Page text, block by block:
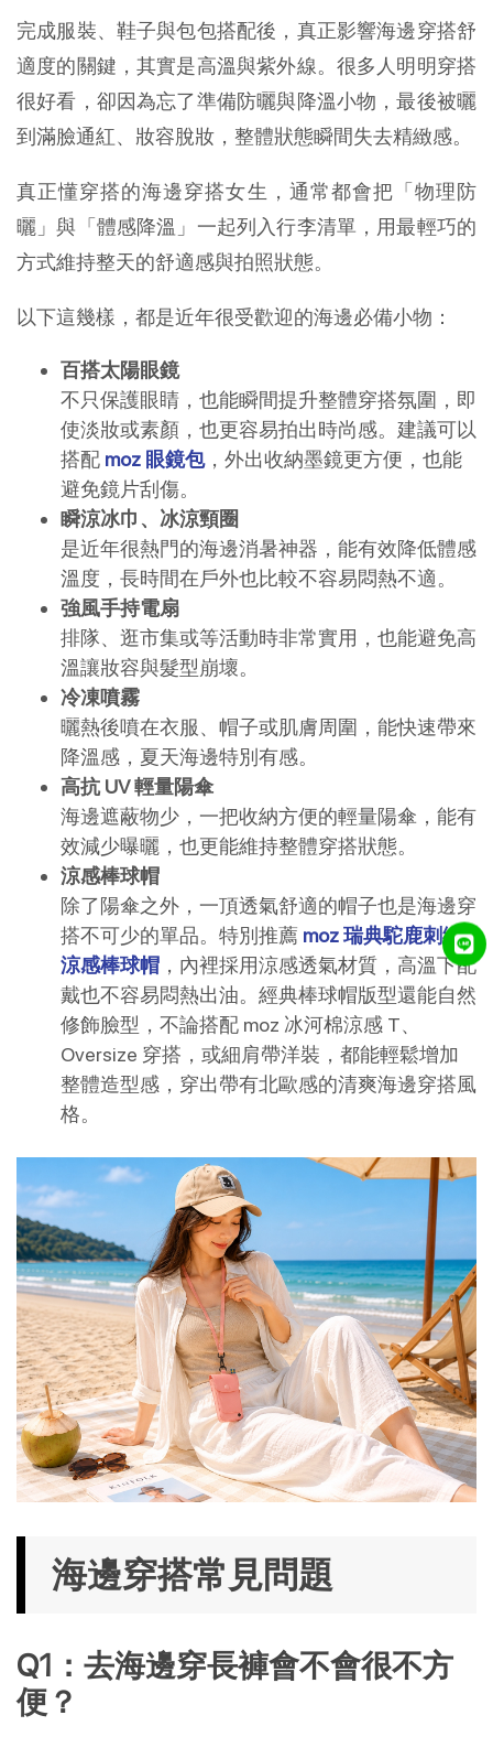
完成服裝、鞋子與包包搭配後，真正影響海邊穿搭舒
適度的關鍵，其實是高溫與紫外線。很多人明明穿搭
很好看，卻因為忘了準備防曬與降溫小物，最後被曬
到滿臉通紅、妝容脫妝，整體狀態瞬間失去精緻感。
真正懂穿搭的海邊穿搭女生，通常都會把「物理防
曬」與「體感降溫」一起列入行李清單，用最輕巧的
方式維持整天的舒適感與拍照狀態。
以下這幾樣，都是近年很受歡迎的海邊必備小物：
百搭太陽眼鏡
不只保護眼睛，也能瞬間提升整體穿搭氛圍，即
使淡妝或素顏，也更容易拍出時尚感。建議可以
搭配 moz 眼鏡包，外出收納墨鏡更方便，也能
避免鏡片刮傷。
瞬涼冰巾、冰涼頸圈
是近年很熱門的海邊消暑神器，能有效降低體感
溫度，長時間在戶外也比較不容易悶熱不適。
強風手持電扇
排隊、逛市集或等活動時非常實用，也能避免高
溫讓妝容與髮型崩壞。
冷凍噴霧
曬熱後噴在衣服、帽子或肌膚周圍，能快速帶來
降溫感，夏天海邊特別有感。
高抗 UV 輕量陽傘
海邊遮蔽物少，一把收納方便的輕量陽傘，能有
效減少曝曬，也更能維持整體穿搭狀態。
涼感棒球帽
除了陽傘之外，一頂透氣舒適的帽子也是海邊穿
搭不可少的單品。特別推薦 moz 瑞典駝鹿刺繡
涼感棒球帽 ，內裡採用涼感透氣材質，高溫下配
戴也不容易悶熱出油。經典棒球帽版型還能自然
修飾臉型，不論搭配 moz 冰河棉涼感 T、
Oversize 穿搭，或細肩帶洋裝，都能輕鬆增加
整體造型感，穿出帶有北歐感的清爽海邊穿搭風
格。
海邊穿搭常見問題
Q1：去海邊穿長褲會不會很不方
便？